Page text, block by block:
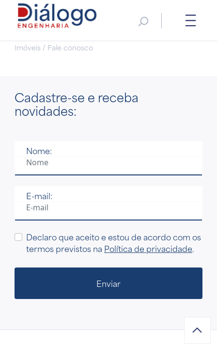
Imóveis / Fale conosco
Cadastre-se e receba
novidades:
Nome:
E-mail:
Declaro que aceito e estou de acordo com os
termos previstos na Política de privacidade.
Enviar